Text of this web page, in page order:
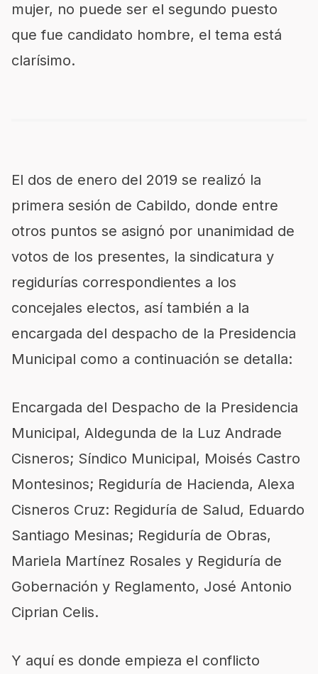
mujer, no puede ser el segundo puesto
que fue candidato hombre, el tema está
clarísimo.
El dos de enero del 2019 se realizó la
primera sesión de Cabildo, donde entre
otros puntos se asignó por unanimidad de
votos de los presentes, la sindicatura y
regidurías correspondientes a los
concejales electos, así también a la
encargada del despacho de la Presidencia
Municipal como a continuación se detalla:
Encargada del Despacho de la Presidencia
Municipal, Aldegunda de la Luz Andrade
Cisneros; Síndico Municipal, Moisés Castro
Montesinos; Regiduría de Hacienda, Alexa
Cisneros Cruz: Regiduría de Salud, Eduardo
Santiago Mesinas; Regiduría de Obras,
Mariela Martínez Rosales y Regiduría de
Gobernación y Reglamento, José Antonio
Ciprian Celis.
Y aquí es donde empieza el conflicto